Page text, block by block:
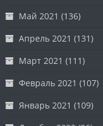
Май 2021 (136)
Апрель 2021 (131)
Март 2021 (111)
Февраль 2021 (107)
Январь 2021 (109)